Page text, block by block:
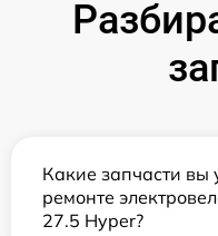
Какие запчасти вы
ремонте
27.5 Нyper?